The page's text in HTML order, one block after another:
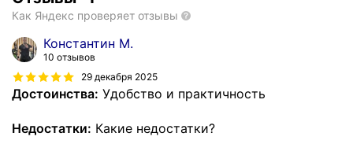
Как Яндекс проверяет отзывы
Константин М.
10 отзывов
29 декабря 2025
Достоинства: Удобство и практичность
Недостатки: Какие недостатки?